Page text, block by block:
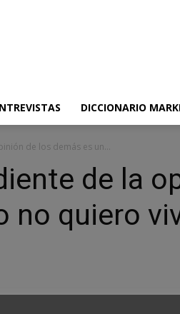
DICCIONARIO
de los demás es un...
de la
no quiero